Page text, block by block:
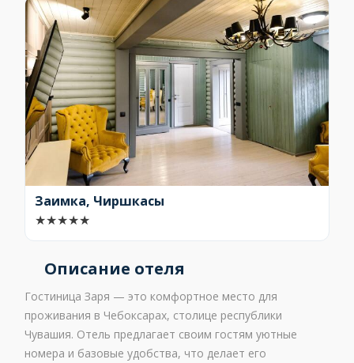
Заимка, Чиршкасы
★★★★★
Описание отеля
Гостиница Заря — это комфортное место для
проживания в Чебоксарах, столице республики
Чувашия. Отель предлагает своим гостям уютные
номера и базовые удобства, что делает его